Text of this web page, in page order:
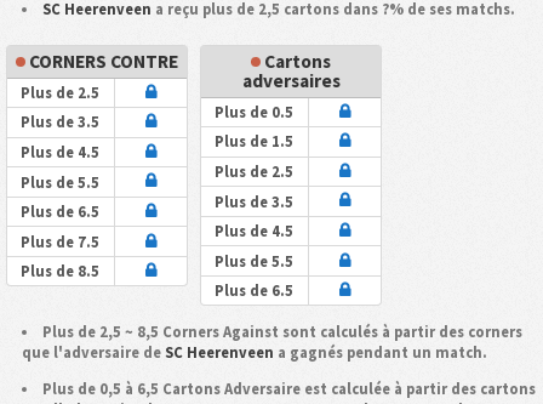
SC Heerenveen a reçu plus de 2,5 cartons dans ?% de ses matchs.
CORNERS CONTRE
Plus de 2.5
Plus de 3.5
Plus de 4.5
Plus de 5.5
Plus de 6.5
Plus de 7.5
Plus de 8.5
Cartons
adversaires
Plus de 0.5
Plus de 1.5
Plus de 2.5
Plus de 3.5
Plus de 4.5
Plus de 5.5
Plus de 6.5
Plus de 2,5 ~ 8,5 Corners Against sont calculés à partir des corners
que l'adversaire de SC Heerenveen a gagnés pendant un match.
Plus de 0,5 à 6,5 Cartons Adversaire est calculée à partir des cartons